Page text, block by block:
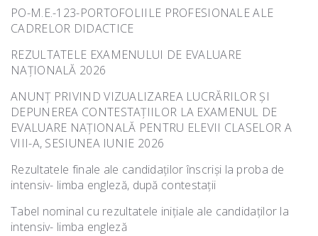
PO-M.E.-123-PORTOFOLIILE PROFESIONALE ALE
CADRELOR DIDACTICE
REZULTATELE EXAMENULUI DE EVALUARE
NAȚIONALĂ 2026
ANUNȚ PRIVIND VIZUALIZAREA LUCRĂRILOR ȘI
DEPUNEREA CONTESTAȚIILOR LA EXAMENUL DE
EVALUARE NAȚIONALĂ PENTRU ELEVII CLASELOR A
VIII-A, SESIUNEA IUNIE 2026
Rezultatele finale ale candidaților înscriși la proba de
intensiv- limba engleză, după contestații
Tabel nominal cu rezultatele inițiale ale candidaților la
intensiv- limba engleză